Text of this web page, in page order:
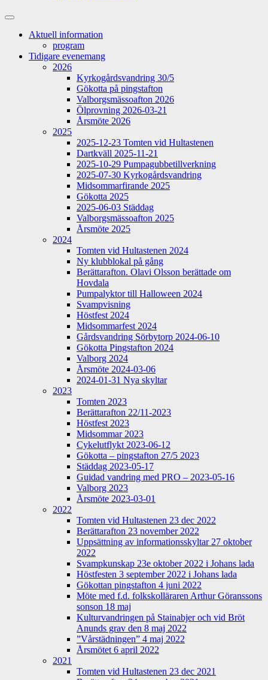
Slå
sökfältAktuell information
program
Tidigare evenemang
2026
Kyrkogårdsvandring 30/5
Gökotta på pingstafton
Valborgsmässoafton 2026
Ölprovning 2026-03-21
Årsmöte 2026
2025
2025-12-23 Tomten vid Hultastenen
Dartkväll 2025-11-21
2025-10-29 Pumpagubbetillverkning
2025-07-30 Kyrkogårdsvandring
Midsommarfirande 2025
Gökotta 2025
2025-06-03 Städdag
Valborgsmässoafton 2025
Årsmöte 2025
2024
Tomten vid Hultastenen 2024
Ny klubblokal på gång
Berättarafton. Olavi Olsson berättade om
Hovdala
Pumpalyktor till Halloween 2024
Svampvisning
Höstfest 2024
Midsommarfest 2024
Gårdsvandring Sörbytorp 2024-06-10
Gökotta Pingstafton 2024
Valborg 2024
Årsmöte 2024-03-06
2024-01-31 Nya skyltar
2023
Tomten 2023
Berättarafton 22/11-2023
Höstfest 2023
Midsommar 2023
Cykelutflykt 2023-06-12
Gökotta – pingstafton 27/5 2023
Städdag 2023-05-17
Guidad vandring med PRO – 2023-05-16
Valborg 2023
Årsmöte 2023-03-01
2022
Tomten vid Hultastenen 23 dec 2022
Berättarafton 23 november 2022
Uppsättning av informationsskyltar 27 oktober
2022
Svampkunskap 23e oktober 2022 i Johans lada
Höstfesten 3 september 2022 i Johans lada
Gökottan pingstafton 4 juni 2022
Möte med f.d. folkskolläraren Arthur Göranssons
sonson 18 maj
Kulturvandringen på Stainabjer och vid Bröt
Anunds grav den 8 maj 2022
”Vårstädningen” 4 maj 2022
Årsmötet 6 april 2022
2021
Tomten vid Hultastenen 23 dec 2021